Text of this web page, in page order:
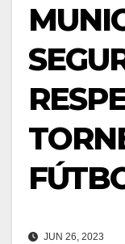
JUN 26, 2023